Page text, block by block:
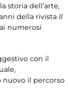
storia dell’arte,
della rivista Il
numerosi
con il
il percorso